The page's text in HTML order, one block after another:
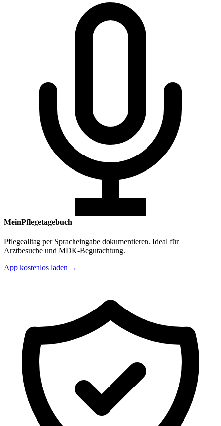
MeinPflegetagebuch
Pflegealltag per Spracheingabe dokumentieren. Ideal für
Arztbesuche und MDK-Begutachtung.
App kostenlos laden →